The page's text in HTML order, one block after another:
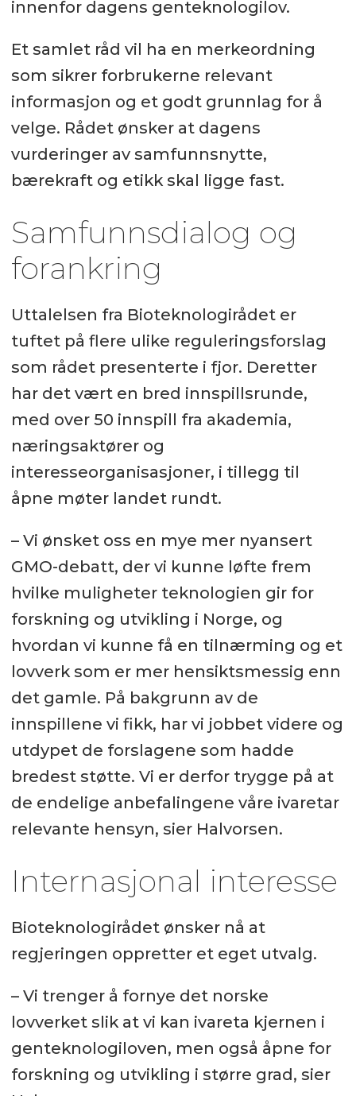
innenfor dagens genteknologilov.
Et samlet råd vil ha en merkeordning
som sikrer forbrukerne relevant
informasjon og et godt grunnlag for å
velge. Rådet ønsker at dagens
vurderinger av samfunnsnytte,
bærekraft og etikk skal ligge fast.
Samfunnsdialog og
forankring
Uttalelsen fra Bioteknologirådet er
tuftet på flere ulike reguleringsforslag
som rådet presenterte i fjor. Deretter
har det vært en bred innspillsrunde,
med over 50 innspill fra akademia,
næringsaktører og
interesseorganisasjoner, i tillegg til
åpne møter landet rundt.
– Vi ønsket oss en mye mer nyansert
GMO-debatt, der vi kunne løfte frem
hvilke muligheter teknologien gir for
forskning og utvikling i Norge, og
hvordan vi kunne få en tilnærming og et
lovverk som er mer hensiktsmessig enn
det gamle. På bakgrunn av de
innspillene vi fikk, har vi jobbet videre og
utdypet de forslagene som hadde
bredest støtte. Vi er derfor trygge på at
de endelige anbefalingene våre ivaretar
relevante hensyn, sier Halvorsen.
Internasjonal interesse
Bioteknologirådet ønsker nå at
regjeringen oppretter et eget utvalg.
– Vi trenger å fornye det norske
lovverket slik at vi kan ivareta kjernen i
genteknologiloven, men også åpne for
forskning og utvikling i større grad, sier